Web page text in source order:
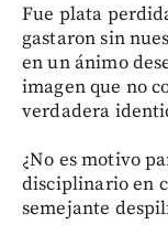
Fue plata
gastaron sin
en un ánimo
imagen que no
verdadera
¿No es motivo
disciplinario en
semejante